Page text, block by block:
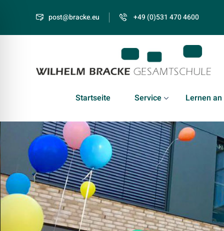
post@bracke.eu +49 (0)531 470 4600
Startseite Service Lernen